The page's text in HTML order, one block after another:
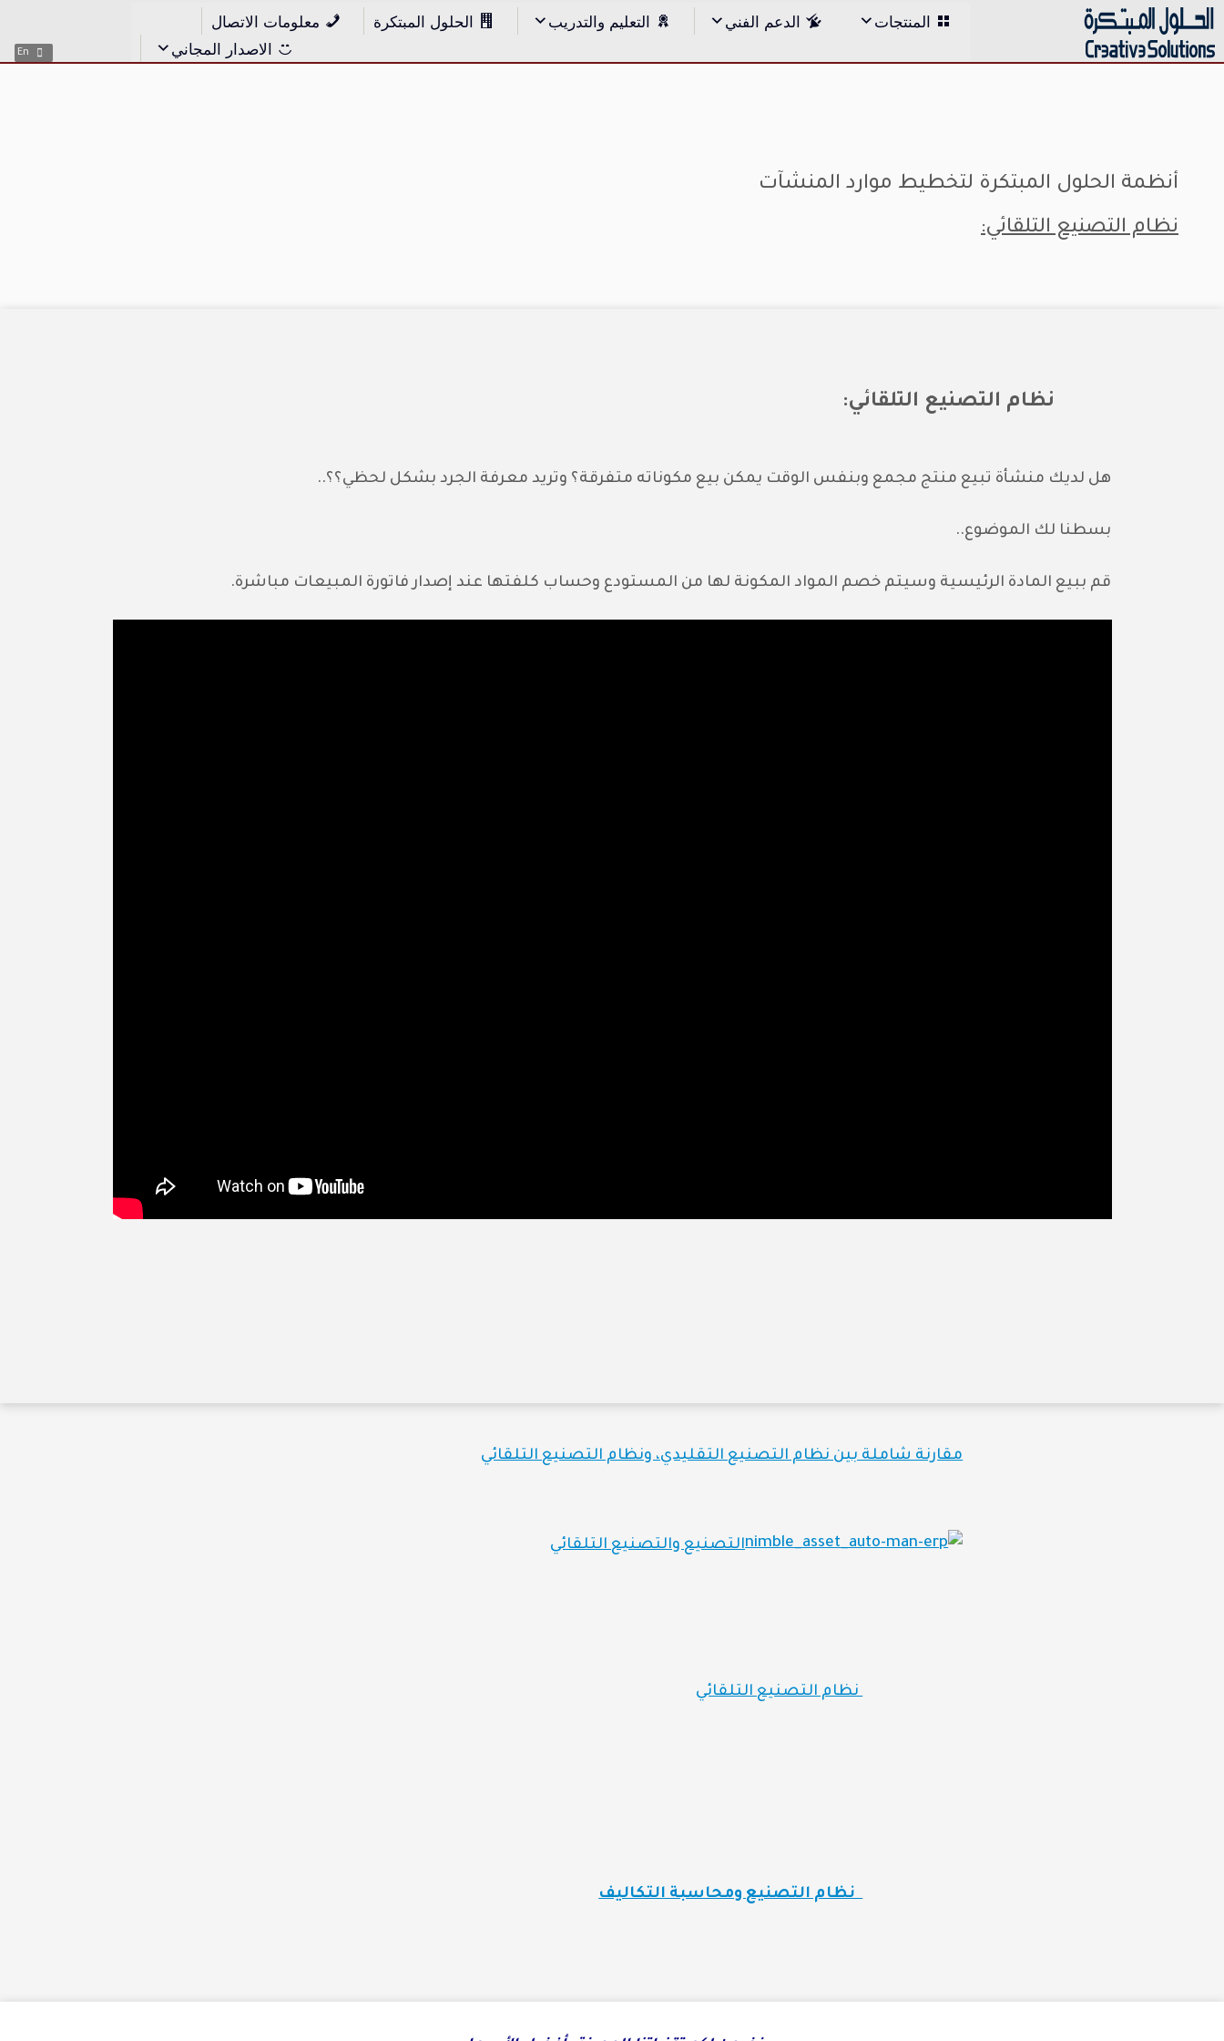
Skip
to
المنتجات الدعم الفني التعليم والتدريب الحلول المبتكرة
معلومات الاتصال
الاصدار المجاني
En
أنظمة الحلول المبتكرة لتخطيط موارد المنشآت
نظام التصنيع التلقائي:
نظام التصنيع التلقائي:
هل لديك منشأة تبيع منتج مجمع وبنفس الوقت يمكن بيع مكوناته متفرقة؟ وتريد معرفة الجرد بشكل لحظي؟؟..
بسطنا لك الموضوع..
قم ببيع المادة الرئيسية وسيتم خصم المواد المكونة لها من المستودع وحساب كلفتها عند إصدار فاتورة المبيعات مباشرة.
مقارنة شاملة بين نظام التصنيع التقليدي، ونظام التصنيع التلقائي
التصنيع والتصنيع التلقائي
نظام التصنيع التلقائي
نظام التصنيع ومحاسبة التكاليف